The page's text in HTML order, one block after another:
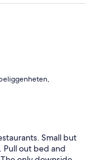
time so it was a
now. We enjoyed
Small but
Pull out bed and